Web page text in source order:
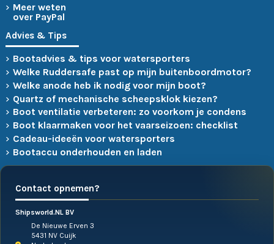
Meer weten
over PayPal
Advies & Tips
Bootadvies & tips voor watersporters
Welke Ruddersafe past op mijn buitenboordmotor?
Welke anode heb ik nodig voor mijn boot?
Quartz of mechanische scheepsklok kiezen?
Boot ventilatie verbeteren: zo voorkom je condens
Boot klaarmaken voor het vaarseizoen: checklist
Cadeau-ideeën voor watersporters
Bootaccu onderhouden en laden
Contact opnemen?
Shipsworld.NL BV
De Nieuwe Erven 3
5431 NV Cuijk